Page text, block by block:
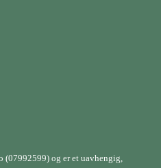
(07992599) og er et uavhengig,